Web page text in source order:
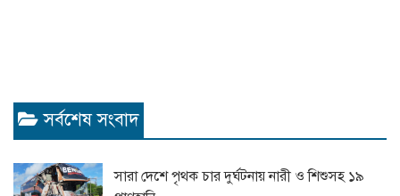
সর্বশেষ সংবাদ
সারা দেশে পৃথক চার দুর্ঘটনায় নারী ও শিশুসহ ১৯